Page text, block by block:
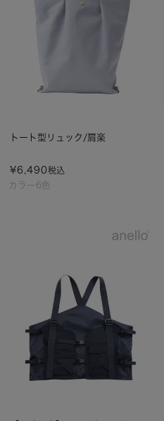
カラー6色
トート型リュック/肩楽
¥6,490税込